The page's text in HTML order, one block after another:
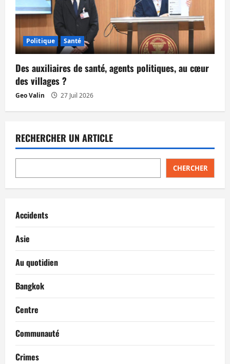
Politique Santé
Des auxiliaires de santé, agents politiques, au cœur
des villages ?
Geo Valin 27 Juil 2026
RECHERCHER UN ARTICLE
CHERCHER
Accidents
Asie
Au quotidien
Bangkok
Centre
Communauté
Crimes